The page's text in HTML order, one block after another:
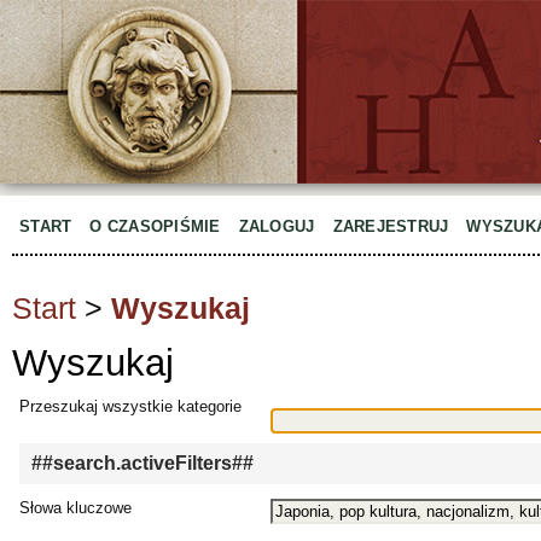
START O CZASOPIŚMIE ZALOGUJ ZAREJESTRUJ
Start > Wyszukaj
Wyszukaj
Przeszukaj wszystkie kategorie
##search.activeFilters##
Słowa kluczowe